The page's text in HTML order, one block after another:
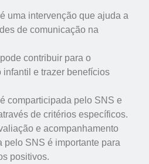
uma intervenção que ajuda a
de comunicação na
contribuir para o
infantil e trazer benefícios
comparticipada pelo SNS e
de critérios específicos.
e acompanhamento
pelo SNS é importante para
positivos.